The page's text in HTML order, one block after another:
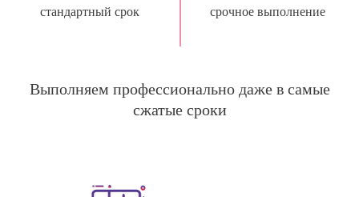
стандартный срок срочное выполнение
Выполняем профессионально даже в самые
сжатые сроки